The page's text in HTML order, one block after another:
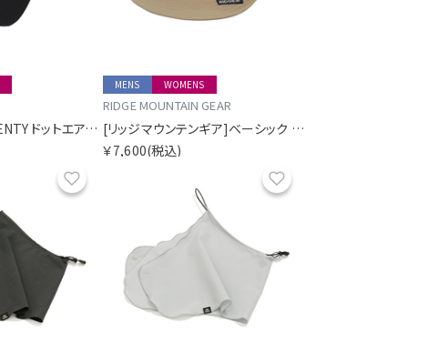
[ニューエラ]9TWENTY ドットエアー SORA別注 ロングバイザー ブラック
MENS WOMENS
RIDGE MOUNTAIN GEAR
[リッジマウンテンギア]ベーシック キャップ バイカラー
￥7,600(税込)